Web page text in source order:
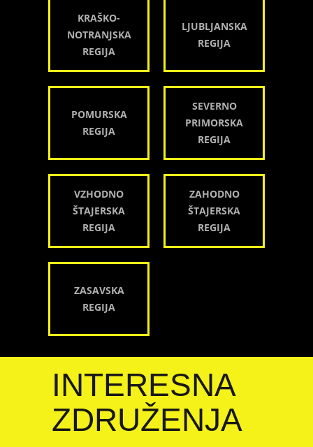
KRAŠKO-
NOTRANJSKA
REGIJA
LJUBLJANSKA
REGIJA
POMURSKA
REGIJA
SEVERNO
PRIMORSKA
REGIJA
VZHODNO
ŠTAJERSKA
REGIJA
ZAHODNO
ŠTAJERSKA
REGIJA
ZASAVSKA
REGIJA
INTERESNA
ZDRUŽENJA